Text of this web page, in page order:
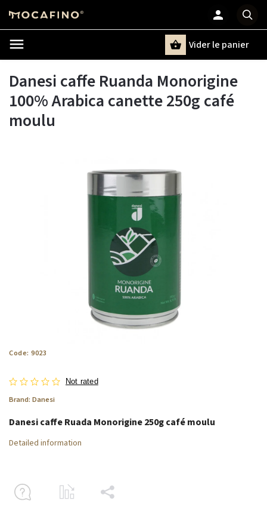
Chercher
Vider le panier
Danesi caffe Ruanda Monorigine
100% Arabica canette 250g café
moulu
Code: 9023
Not rated
Brand: Danesi
Danesi caffe Ruada Monorigine250g café moulu
Detailed information